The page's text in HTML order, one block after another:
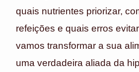
quais nutrientes priorizar,
refeições e quais erros
vamos transformar a sua
uma verdadeira aliada da